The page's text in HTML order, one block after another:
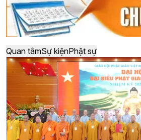
Quan tâmSự kiệnPhật sự